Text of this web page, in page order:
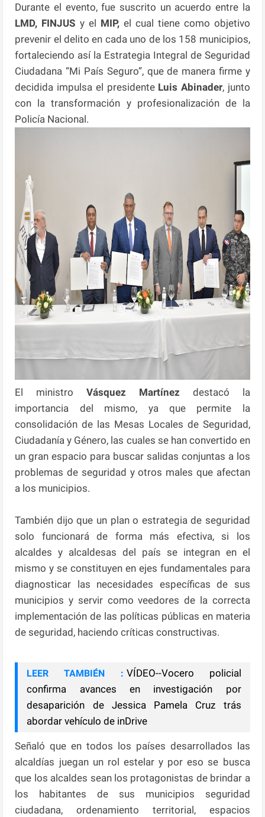
Durante el evento, fue suscrito un acuerdo entre la
LMD, FINJUS y el MIP, el cual tiene como objetivo
prevenir el delito en cada uno de los 158 municipios,
fortaleciendo así la Estrategia Integral de Seguridad
Ciudadana “Mi País Seguro”, que de manera firme y
decidida impulsa el presidente Luis Abinader, junto
con la transformación y profesionalización de la
Policía Nacional.
El ministroVásquez Martínez destacó la
importancia del mismo, ya que permite la
consolidación de las Mesas Locales de Seguridad,
Ciudadanía y Género, las cuales se han convertido en
un gran espacio para buscar salidas conjuntas a los
problemas de seguridad y otros males que afectan
a los municipios.
También dijo que un plan o estrategia de seguridad
solo funcionará de forma más efectiva, si los
alcaldes y alcaldesas del país se integran en el
mismo y se constituyen en ejes fundamentales para
diagnosticar las necesidades específicas de sus
municipios y servir como veedores de la correcta
implementación de las políticas públicas en materia
de seguridad, haciendo críticas constructivas.
LEER TAMBIÉN : VÍDEO--Vocero policial
confirma avances en investigación por
desaparición de Jessica Pamela Cruz trás
abordar vehículo de inDrive
Señaló que en todos los países desarrollados las
alcaldías juegan un rol estelar y por eso se busca
que los alcaldes sean los protagonistas de brindar a
los habitantes de sus municipios seguridad
ciudadana, ordenamiento territorial, espacios